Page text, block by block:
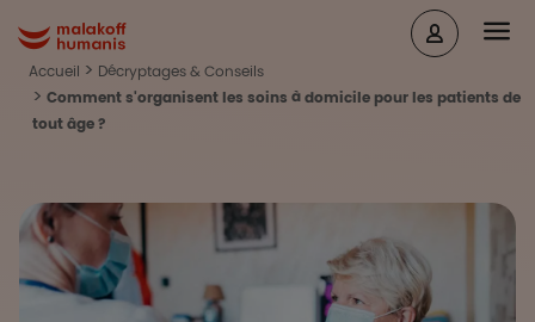
Malakoff Humanis Accueil
Accueil
Décryptages & Conseils
Comment s'organisent les soins à domicile pour les patients de
tout âge ?